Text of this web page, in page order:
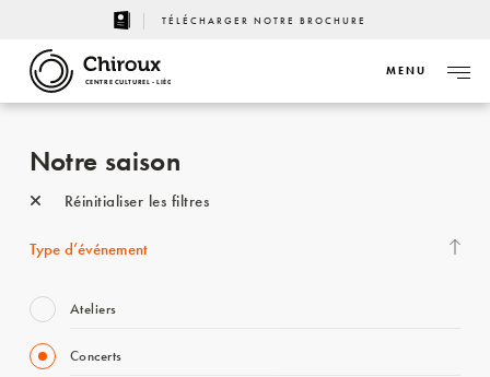
TÉLÉCHARGER NOTRE BROCHURE
CENTRE CULTUREL - LIÈGE
MENU
Notre saison
Réinitialiser les filtres
Type d’événement
Ateliers
Concerts